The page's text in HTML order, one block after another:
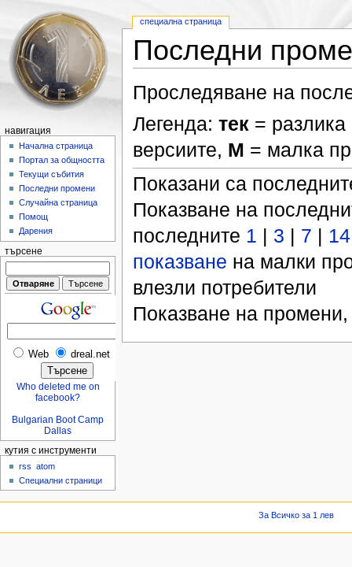
Последни
Проследяване на
Легенда: тек= разлика
версиите, М = малка
Показани са
Показване на
последните 1 | 3 | 7 | 14
показване на малки
влезли потребители
Показване на
специална страница
навигация
Начална страница
Портал за общността
Текущи събития
Последни промени
Случайна страница
Помощ
Дарения
търсене
Web dreal.net
Who deleted me on
facebook?
Bulgarian Boot Camp
Dallas
кутия с инструменти
rss
atom
Специални страници
За Всичко за 1 лев